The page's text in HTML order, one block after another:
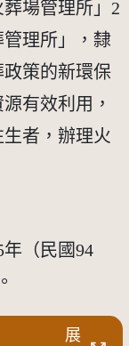
場管理所」2
理所」，隸
策的新環保
有效利用，
者，辦理火
（民國94
展